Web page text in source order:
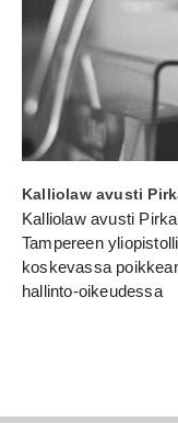
Kalliolaw avusti
Kalliolaw avusti
Tampereen
koskevassa
hallinto-oikeudessa